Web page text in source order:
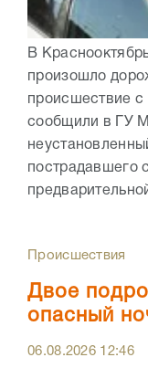
В
произошло
происшествие
сообщили в ГУ
пострадавшего
Происшествия
Двое
опасный
06.08.2026 12:46